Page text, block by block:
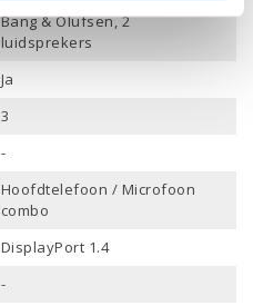
Bang & Olufsen, 2
luidsprekers
Ja
3
-
Hoofdtelefoon / Microfoon
combo
DisplayPort 1.4
-